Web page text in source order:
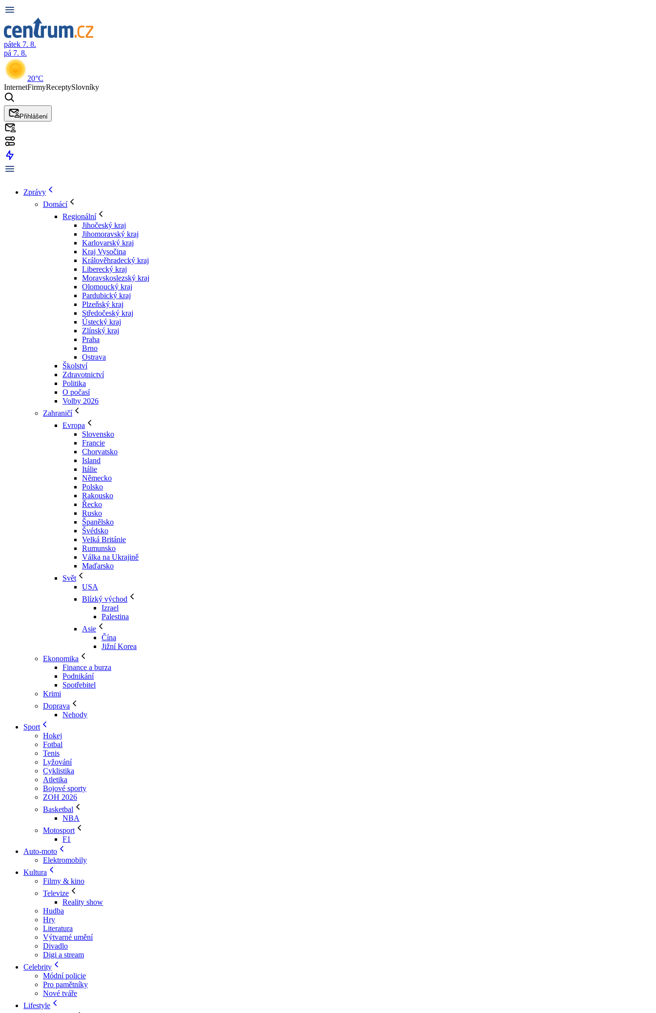
pátek 7. 8.
pá 7. 8.
20°C
InternetFirmyReceptySlovníky
Přihlášení
Zprávy
Domácí
Regionální
Jihočeský kraj
Jihomoravský kraj
Karlovarský kraj
Kraj Vysočina
Králověhradecký kraj
Liberecký kraj
Moravskoslezský kraj
Olomoucký kraj
Pardubický kraj
Plzeňský kraj
Středočeský kraj
Ústecký kraj
Zlínský kraj
Praha
Brno
Ostrava
Školství
Zdravotnictví
Politika
O počasí
Volby 2026
Zahraničí
Evropa
Slovensko
Francie
Chorvatsko
Island
Itálie
Německo
Polsko
Rakousko
Řecko
Rusko
Španělsko
Švédsko
Velká Británie
Rumunsko
Válka na Ukrajině
Maďarsko
Svět
USA
Blízký východ
Izrael
Palestina
Asie
Čína
Jižní Korea
Ekonomika
Finance a burza
Podnikání
Spotřebitel
Krimi
Doprava
Nehody
Sport
Hokej
Fotbal
Tenis
Lyžování
Cyklistika
Atletika
Bojové sporty
ZOH 2026
Basketbal
NBA
Motosport
F1
Auto-moto
Elektromobily
Kultura
Filmy & kino
Televize
Reality show
Hudba
Hry
Literatura
Výtvarné umění
Divadlo
Digi a stream
Celebrity
Módní policie
Pro pamětníky
Nové tváře
Lifestyle